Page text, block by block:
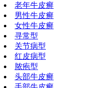
老年牛皮癣
男性牛皮癣
女性牛皮癣
寻常型
关节病型
红皮病型
脓疱型
头部牛皮癣